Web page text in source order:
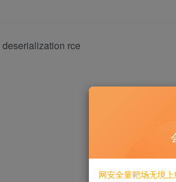
rce
网安全量靶场无境